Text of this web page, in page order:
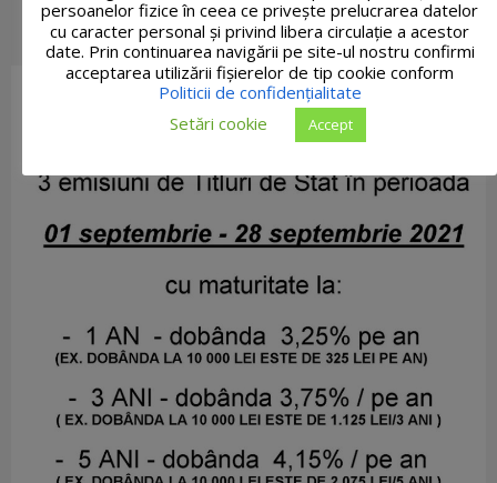
persoanelor fizice în ceea ce privește prelucrarea datelor
cu caracter personal și privind libera circulație a acestor
date. Prin continuarea navigării pe site-ul nostru confirmi
acceptarea utilizării fişierelor de tip cookie conform
Politicii de confidențialitate
Setări cookie
Accept